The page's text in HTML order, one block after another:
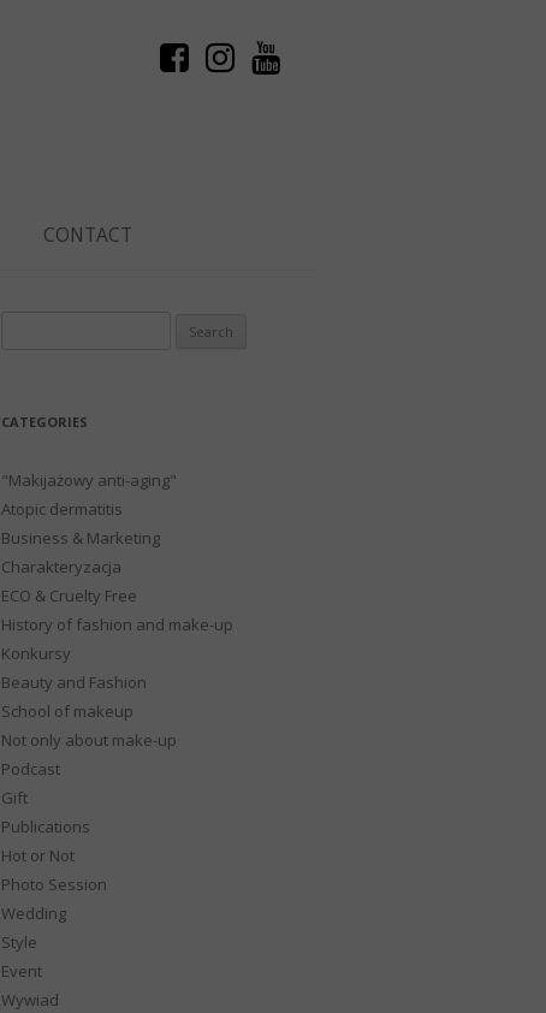
CONTACT
CATEGORIES
"Makijażowy anti-aging"
Atopic dermatitis
Business & Marketing
Charakteryzacja
ECO & Cruelty Free
History of fashion and make-up
Konkursy
Beauty and Fashion
School of makeup
Not only about make-up
Podcast
Gift
Publications
Hot or Not
Photo Session
Wedding
Style
Event
Wywiad